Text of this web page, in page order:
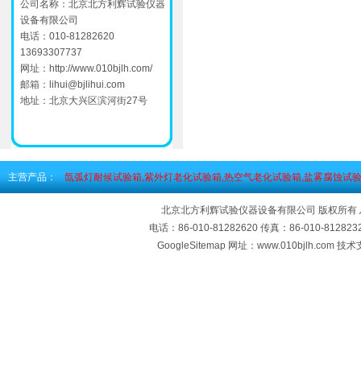
公司名称：北京北方利辉试验仪器
设备有限公司
电话：010-81282620
13693307737
网址： http://www.010bjlh.com/
邮箱： lihui@bjlihui.com
地址：北京大兴区滨河街27号
主营产品： 氙弧灯耐候试验箱,紫外灯老化试验箱,热空气老化试验箱,盐雾腐蚀试
北京北方利辉试验仪器设备有限公司 版权所有
电话：86-010-81282620 传真：86-010-
GoogleSitemap 网址：www.010bjlh.com 技